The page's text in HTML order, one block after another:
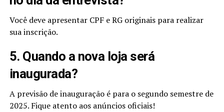
Você deve apresentar CPF e RG originais para realizar
sua inscrição.
5. Quando a nova loja será
inaugurada?
A previsão de inauguração é para o segundo semestre de
2025. Fique atento aos anúncios oficiais!